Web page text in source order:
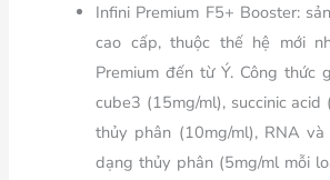
Infini Premium F5+ Booster:
cao cấp, thuộc thế hệ mới
Premium đến từ Ý. Công thức
cube3 (15mg/ml), succinic
thủy phân (10mg/ml), RNA
dạng thủy phân (5mg/ml mỗi